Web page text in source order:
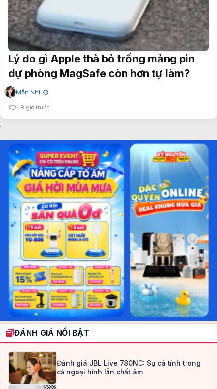
Lý do gì Apple thà bỏ trống mảng pin
dự phòng MagSafe còn hơn tự làm?
Mẫn Nhi ✔
8 giờ trước
ĐÁNH GIÁ NỔI BẬT
Đánh giá JBL Live 780NC: Sự cá tính trong
cả ngoại hình lẫn chất âm